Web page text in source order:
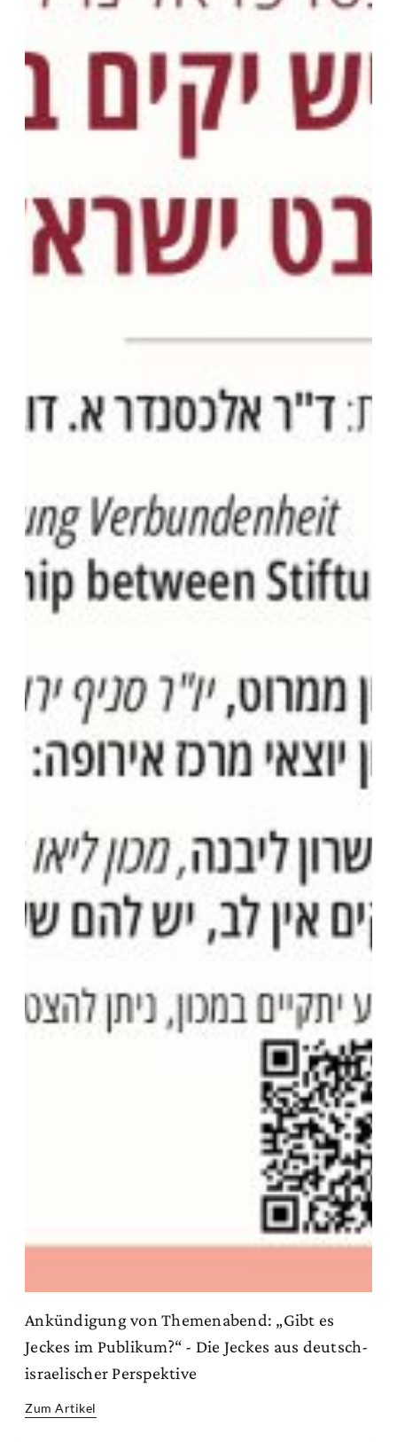
Ankündigung von Themenabend: „Gibt es
Jeckes im Publikum?“ - Die Jeckes aus deutsch-
israelischer Perspektive
Zum Artikel